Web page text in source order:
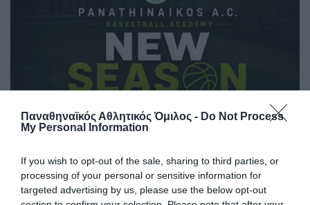
Παναθηναϊκός Αθλητικός Όμιλος - Do Not Process
My Personal Information
If you wish to opt-out of the sale, sharing to third parties, or
processing of your personal or sensitive information for
targeted advertising by us, please use the below opt-out
Εγγραφές στην ακαδημία
μπάσκετ του Παναθηναϊκού 2026-